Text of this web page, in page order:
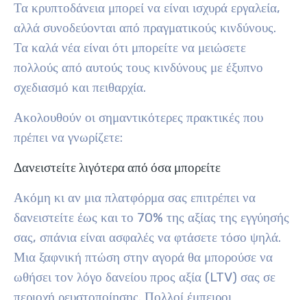
Τα κρυπτοδάνεια μπορεί να είναι ισχυρά εργαλεία,
αλλά συνοδεύονται από πραγματικούς κινδύνους.
Τα καλά νέα είναι ότι μπορείτε να μειώσετε
πολλούς από αυτούς τους κινδύνους με έξυπνο
σχεδιασμό και πειθαρχία.
Ακολουθούν οι σημαντικότερες πρακτικές που
πρέπει να γνωρίζετε:
Δανειστείτε λιγότερα από όσα μπορείτε
Ακόμη κι αν μια πλατφόρμα σας επιτρέπει να
δανειστείτε έως και το 70% της αξίας της εγγύησής
σας, σπάνια είναι ασφαλές να φτάσετε τόσο ψηλά.
Μια ξαφνική πτώση στην αγορά θα μπορούσε να
ωθήσει τον λόγο δανείου προς αξία (LTV) σας σε